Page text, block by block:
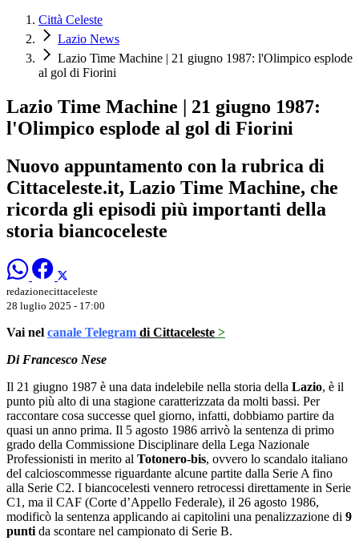
Città Celeste
Lazio News
Lazio Time Machine | 21 giugno 1987: l'Olimpico esplode
al gol di Fiorini
Lazio Time Machine | 21 giugno 1987:
l'Olimpico esplode al gol di Fiorini
Nuovo appuntamento con la rubrica di
Cittaceleste.it, Lazio Time Machine, che
ricorda gli episodi più importanti della
storia biancoceleste
redazionecittaceleste
28 luglio 2025 - 17:00
Vai nel canale Telegram di Cittaceleste >
Di Francesco Nese
Il 21 giugno 1987 è una data indelebile nella storia della Lazio, è il
punto più alto di una stagione caratterizzata da molti bassi. Per
raccontare cosa successe quel giorno, infatti, dobbiamo partire da
quasi un anno prima. Il 5 agosto 1986 arrivò la sentenza di primo
grado della Commissione Disciplinare della Lega Nazionale
Professionisti in merito al Totonero-bis, ovvero lo scandalo italiano
del calcioscommesse riguardante alcune partite dalla Serie A fino
alla Serie C2. I biancocelesti vennero retrocessi direttamente in Serie
C1, ma il CAF (Corte d’Appello Federale), il 26 agosto 1986,
modificò la sentenza applicando ai capitolini una penalizzazione di 9
punti da scontare nel campionato di Serie B.